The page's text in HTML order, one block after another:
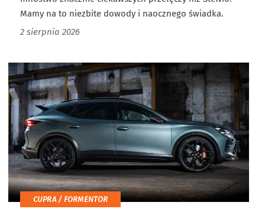
Mamy na to niezbite dowody i naocznego świadka.
2 sierpnia 2026
CUPRA / FORMENTOR